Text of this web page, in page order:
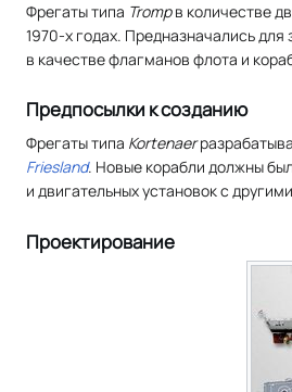
Фрегаты типа Trompв количестве
1970-х годах. Предназначались для
в качестве флагманов флота и
Предпосылки к созданию
Фрегаты типа Kortenaer
Friesland. Новые корабли должны
и двигательных установок с
Проектирование